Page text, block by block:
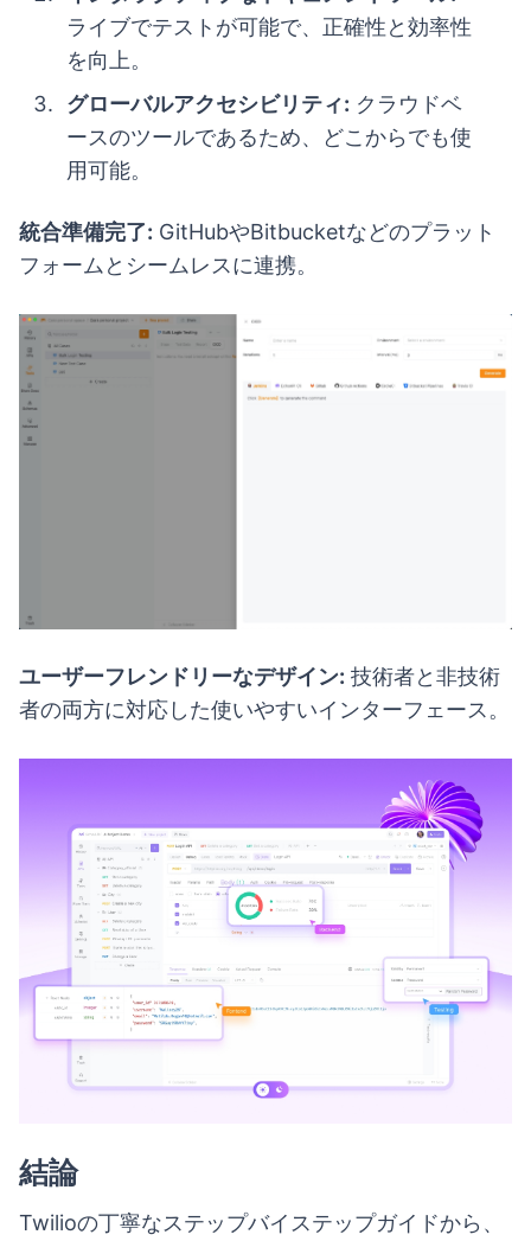
ライブでテストが可能で、正確性と効率性
を向上。
グローバルアクセシビリティ: クラウドベ
ースのツールであるため、どこからでも使
用可能。
統合準備完了: GitHubやBitbucketなどのプラット
フォームとシームレスに連携。
ユーザーフレンドリーなデザイン: 技術者と非技術
者の両方に対応した使いやすいインターフェース。
結論
Twilioの丁寧なステップバイステップガイドから、